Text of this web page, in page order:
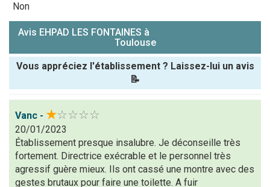
Non
Avis EHPAD LES FONTAINES à
Toulouse
Vous appréciez l'établissement ? Laissez-lui un avis
📝
Note que vous souhaitez attribuer :
Antispam -
Combien font
Vanc - ★☆☆☆☆
20/01/2023
Établissement presque insalubre. Je déconseille très
fortement. Directrice exécrable et le personnel très
agressif guère mieux. Ils ont cassé une montre avec des
gestes brutaux pour faire une toilette. A fuir